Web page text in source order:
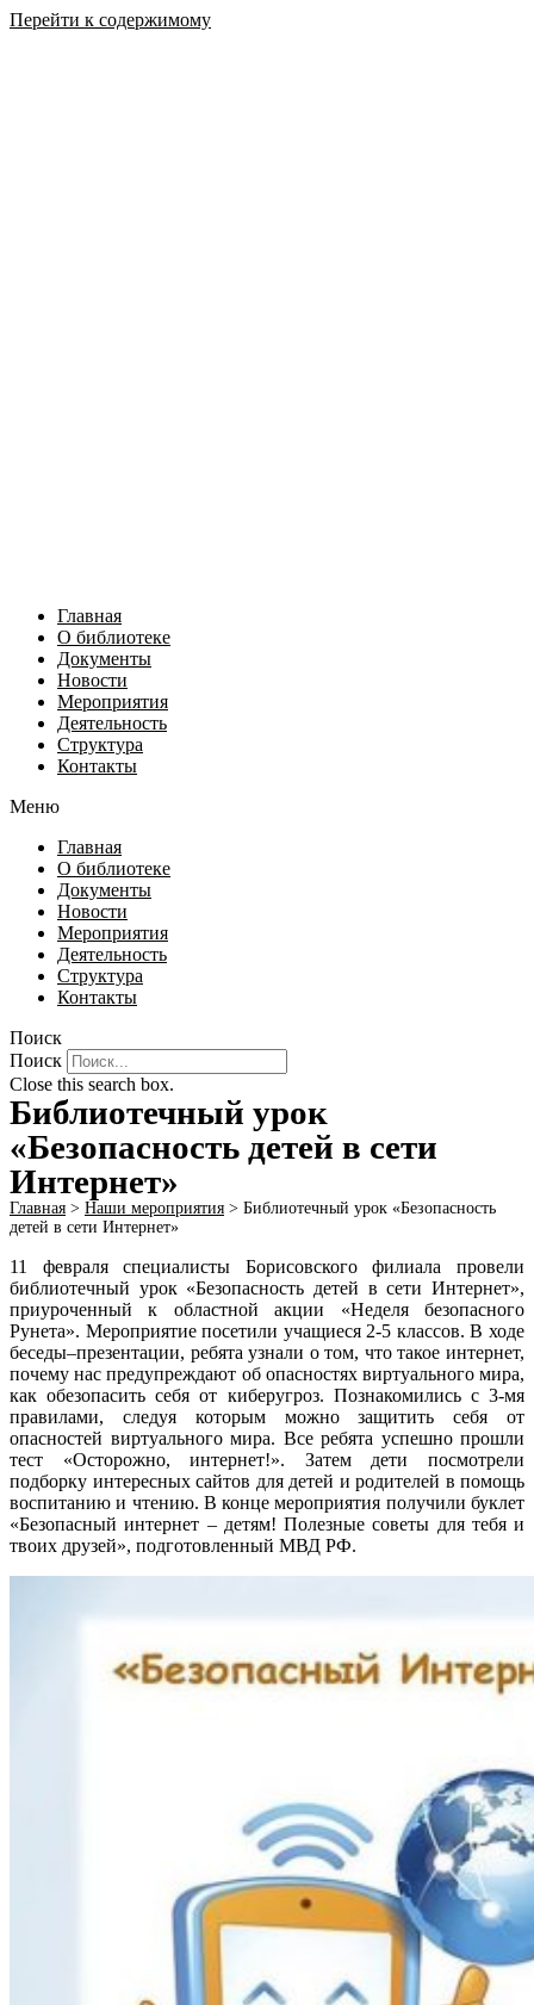
Перейти к содержимому
Главная
О библиотеке
Документы
Новости
Мероприятия
Деятельность
Структура
Контакты
Меню
Главная
О библиотеке
Документы
Новости
Мероприятия
Деятельность
Структура
Контакты
Поиск
Поиск
Close this search box.
Библиотечный урок
«Безопасность детей в сети
Интернет»
Главная > Наши мероприятия > Библиотечный урок «Безопасность
детей в сети Интернет»
11 февраля специалисты Борисовского филиала провели
библиотечный урок «Безопасность детей в сети Интернет»,
приуроченный к областной акции «Неделя безопасного
Рунета». Мероприятие посетили учащиеся 2-5 классов. В ходе
беседы–презентации, ребята узнали о том, что такое интернет,
почему нас предупреждают об опасностях виртуального мира,
как обезопасить себя от киберугроз. Познакомились с 3-мя
правилами, следуя которым можно защитить себя от
опасностей виртуального мира. Все ребята успешно прошли
тест «Осторожно, интернет!». Затем дети посмотрели
подборку интересных сайтов для детей и родителей в помощь
воспитанию и чтению. В конце мероприятия получили буклет
«Безопасный интернет – детям! Полезные советы для тебя и
твоих друзей», подготовленный МВД РФ.